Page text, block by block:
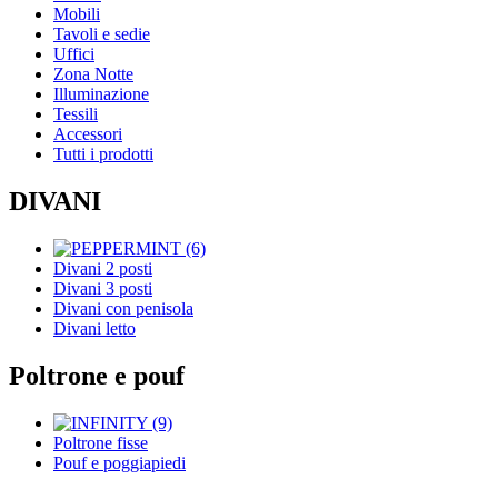
Mobili
Tavoli e sedie
Uffici
Zona Notte
Illuminazione
Tessili
Accessori
Tutti i prodotti
DIVANI
Divani 2 posti
Divani 3 posti
Divani con penisola
Divani letto
Poltrone e pouf
Poltrone fisse
Pouf e poggiapiedi